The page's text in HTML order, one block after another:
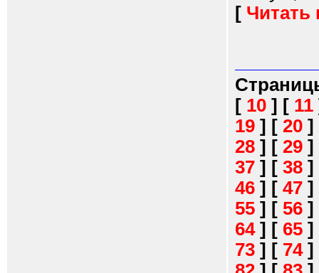
[ Читать
[ 10 ] [ 11
19 ] [ 20 ]
28 ] [ 29 ]
37 ] [ 38 ]
46 ] [ 47 ]
55 ] [ 56 ]
64] [ 65 ]
73 ] [ 74]